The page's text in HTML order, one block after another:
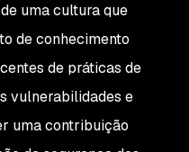
uma cultura que
de conhecimento
de práticas de
vulnerabilidades e
uma contribuição